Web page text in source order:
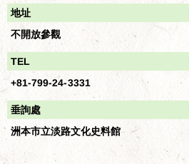
地址
不開放參觀
TEL
+81-799-24-3331
垂詢處
洲本市立淡路文化史料館